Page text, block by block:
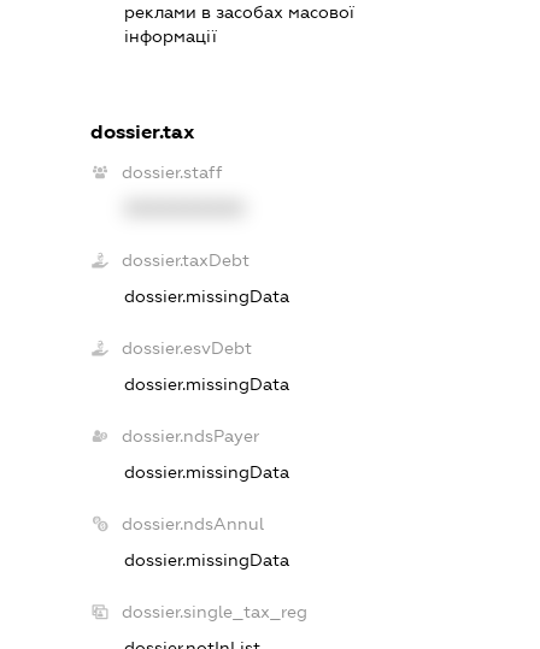
реклами в засобах масової
інформації
dossier.tax
dossier.staff
dossier.taxDebt
dossier.missingData
dossier.esvDebt
dossier.missingData
dossier.ndsPayer
dossier.missingData
dossier.ndsAnnul
dossier.missingData
dossier.single_tax_reg